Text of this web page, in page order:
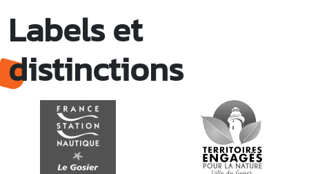
Labels et
distinctions